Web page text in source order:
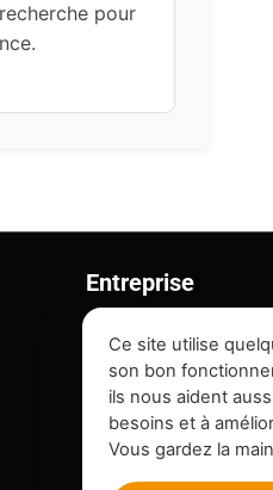
pour
Entreprise
Contact
On recrute !
Plan du Site
Ce site utilise
son bon
ils nous aident
besoins et à
Vous gardez la